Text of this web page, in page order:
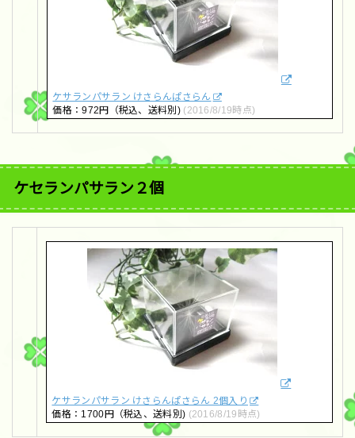
ケサランパサラン けさらんぱさらん
価格：972円（税込、送料別) (2016/8/19時点)
ケセランパサラン２個
ケサランパサラン けさらんぱさらん 2個入り
価格：1700円（税込、送料別) (2016/8/19時点)